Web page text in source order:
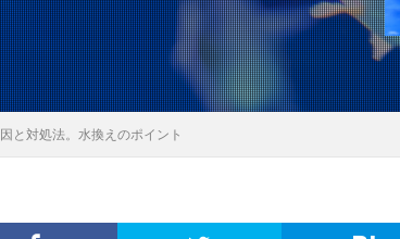
と対処法。水換えのポイント